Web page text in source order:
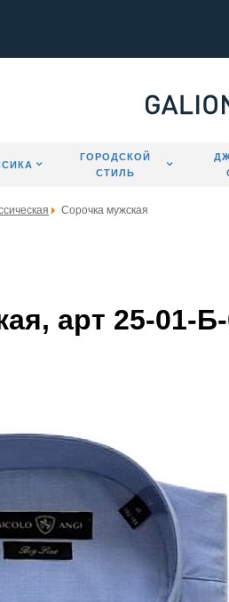
ГОРОДСКОЙ
СТИЛЬ
Сорочка мужская
арт 25-01-